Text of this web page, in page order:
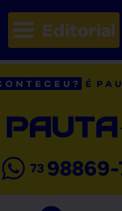
Editorial